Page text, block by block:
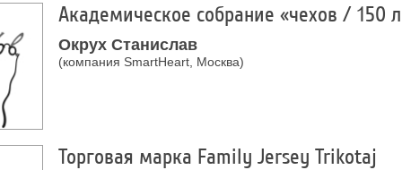
Академическое собрание «чехов / 150
Окрух Станислав
(компания SmartHeart, Москва)
Торговая марка Family Jersey Trikotaj